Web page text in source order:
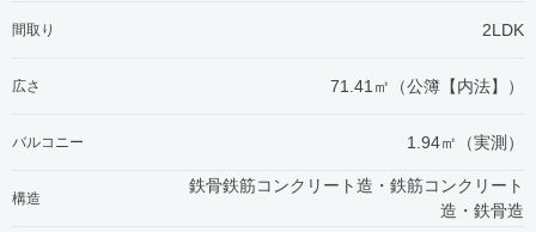
間取り 2LDK
広さ 71.41㎡（公簿【内法】）
バルコニー 1.94㎡（実測）
構造
鉄骨鉄筋コンクリート造・鉄筋コンクリート
造・鉄骨造